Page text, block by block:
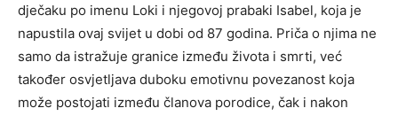
dječaku po imenu Loki i njegovoj prabaki Isabel, koja je
napustila ovaj svijet u dobi od 87 godina. Priča o njima ne
samo da istražuje granice između života i smrti, već
također osvjetljava duboku emotivnu povezanost koja
može postojati između članova porodice, čak i nakon